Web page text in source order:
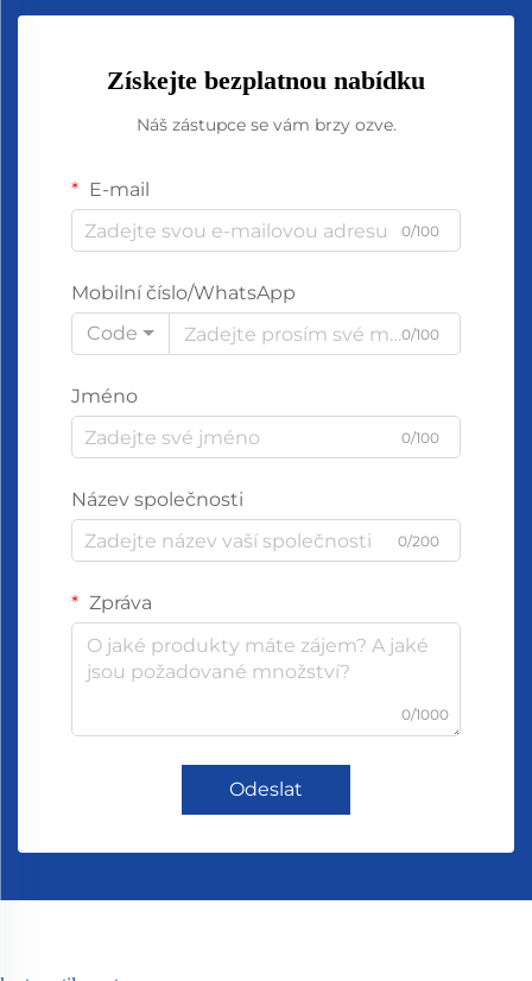
Získejte bezplatnou nabídku
Náš zástupce se vám brzy ozve.
E-mail
0/100
Mobilní číslo/WhatsApp
Code
0/100
Jméno
0/100
Název společnosti
0/200
Zpráva
0/1000
Odeslat